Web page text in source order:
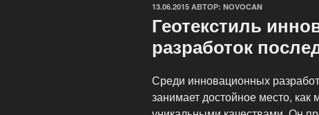
ОПУБЛИКОВАНО
13.06.2015 АВТОР: NOVOCAN
Геотекстиль
разработок
Среди инновационных
занимает достойное место, как